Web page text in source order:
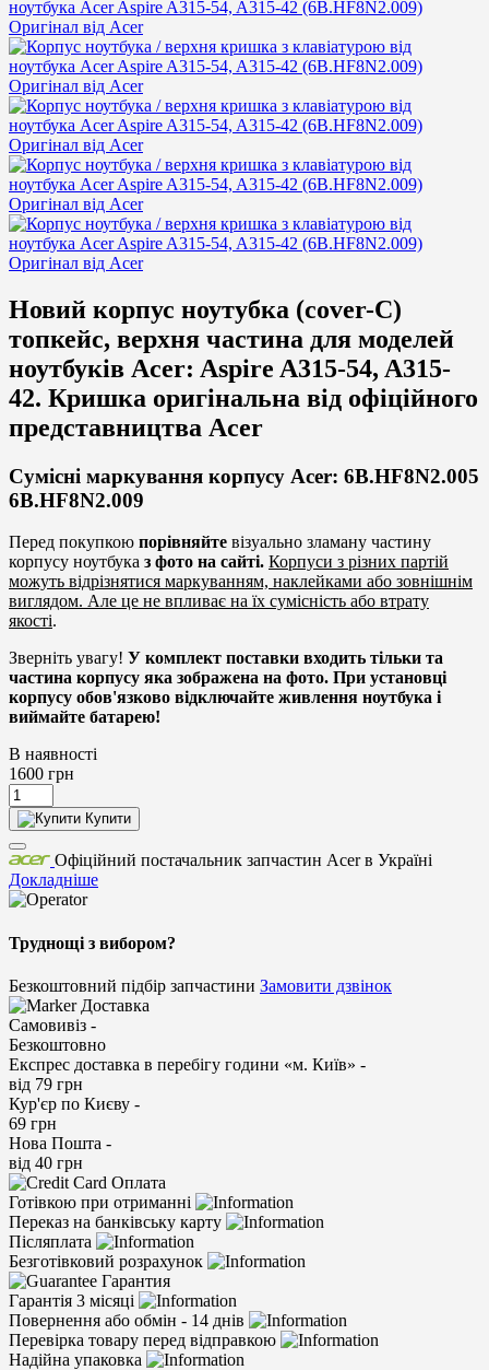
Новий корпус ноутубка (cover-C)
топкейс, верхня частина для моделей
ноутбуків Acer: Aspire A315-54, A315-
42. Кришка оригінальна від офіційного
представництва Acer
Сумісні маркування корпусу Acer: 6B.HF8N2.005
6B.HF8N2.009
Перед покупкою порівняйте візуально зламану частину
корпусу ноутбука з фото на сайті. Корпуси з різних партій
можуть відрізнятися маркуванням, наклейками або зовнішнім
виглядом. Але це не впливає на їх сумісність або втрату
якості.
Зверніть увагу! У комплект поставки входить тільки та
частина корпусу яка зображена на фото. При установці
корпусу обов'язково відключайте живлення ноутбука і
виймайте батарею!
В наявності
1600 грн
Купити
Офіційний постачальник запчастин Acer в Україні
Докладніше
Труднощі з вибором?
Безкоштовний підбір запчастини Замовити дзвінок
Доставка
Самовивіз -
Безкоштовно
Експрес доставка в перебігу години «м. Київ» -
від 79 грн
Кур'єр по Києву -
69 грн
Нова Пошта -
від 40 грн
Оплата
Готівкою при отриманні
Переказ на банківську карту
Післяплата
Безготівковий розрахунок
Гарантия
Гарантія 3 місяці
Повернення або обмін - 14 днів
Перевірка товару перед відправкою
Надійна упаковка